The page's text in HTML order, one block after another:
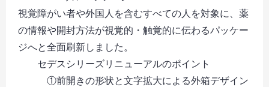
視覚障がい者や外国人を含むすべての人を対象に、薬
の情報や開封方法が視覚的・触覚的に伝わるパッケー
ジへと全面刷新しました。
セデスシリーズリニューアルのポイント
①前開きの形状と文字拡大による外箱デザイン